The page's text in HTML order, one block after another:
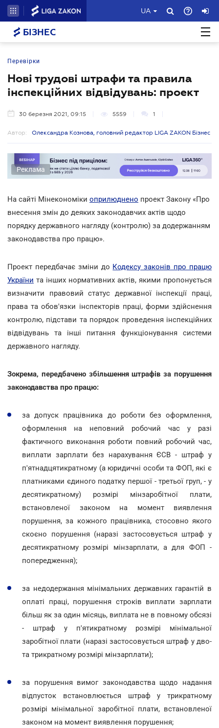
UA
БІЗНЕС
Перевірки
Нові трудові штрафи та правила
інспекційних відвідувань: проект
30 березня 2021, 09:15 5559 1
Автор: Олександра Кознова, головний редактор LIGA ZAKON Бізнес
Реклама
На сайті Мінекономіки оприлюднено проект Закону «Про
внесення змін до деяких законодавчих актів щодо
порядку державного нагляду (контролю) за додержанням
законодавства про працю».
Проект передбачає зміни до Кодексу законів про працю
України та інших нормативних актів, якими пропонується
визначити правовий статус державної інспекції праці,
права та обов'язки інспекторів праці, форми здійснення
контролю, підстави та порядок проведення інспекційних
відвідувань та інші питання функціонування системи
державного нагляду.
Зокрема, передбачено збільшення штрафів за порушення
законодавства про працю:
за допуск працівника до роботи без оформлення,
оформлення на неповний робочий час у разі
фактичного виконання роботи повний робочий час,
виплати зарплати без нарахування ЄСВ - штраф у
п'ятнадцятикратному (а юридичні особи та ФОП, які є
платниками єдиного податку першої - третьої груп, - у
десятикратному) розмірі мінзаробітної плати,
встановленої законом на момент виявлення
порушення, за кожного працівника, стосовно якого
скоєно порушення (наразі застосовується штраф у
десятикратному розмірі мінзарплати, а для ФОП -
попередження);
за недодержання мінімальних державних гарантій в
оплаті праці, порушення строків виплати зарплати
більш як за один місяць, виплата не в повному обсязі
- штраф у п'ятикратному розмірі мінімальної
заробітної плати (наразі застосовується штраф у дво-
та трикратному розмірі мінзарплати);
за порушення вимог законодавства щодо надання
відпусток встановлюється штраф у трикратному
розмірі мінімальної заробітної плати, встановленої
законом на момент виявлення порушення;